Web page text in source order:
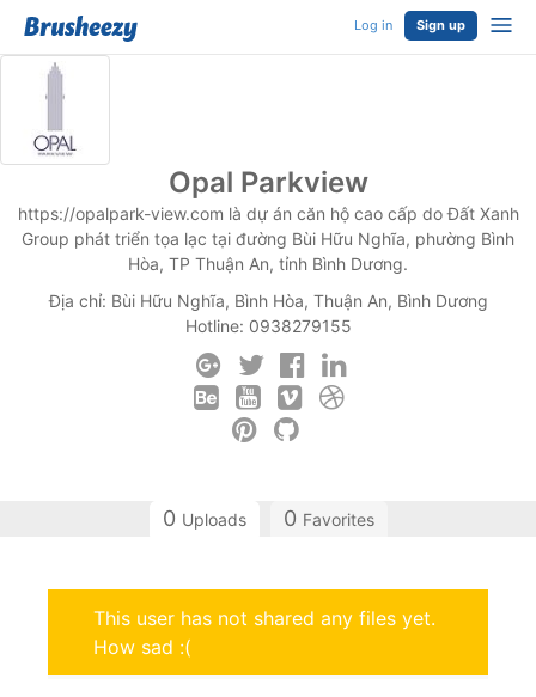
Log in Sign up
Opal Parkview
https://opalpark-view.com là dự án căn hộ cao cấp do Đất Xanh
Group phát triển tọa lạc tại đường Bùi Hữu Nghĩa, phường Bình
Hòa, TP Thuận An, tỉnh Bình Dương.
Địa chỉ: Bùi Hữu Nghĩa, Bình Hòa, Thuận An, Bình Dương
Hotline: 0938279155
0 Uploads 0 Favorites
This user has not shared any files yet.
How sad :(